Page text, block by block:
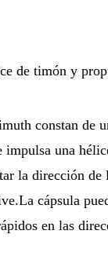
de timón y
constan de
impulsa una
la dirección de
cápsula
en las